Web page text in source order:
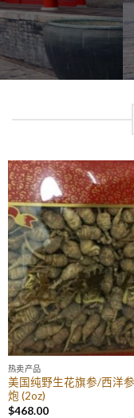
热卖产品
美国纯野生花旗参/西洋
炮 (2oz)
$468.00